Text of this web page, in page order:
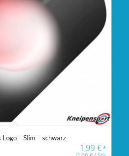
Logo – Slim – schwarz
1,99€*